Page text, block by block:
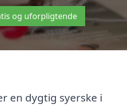
og uforpligtende
en dygtig syerske i